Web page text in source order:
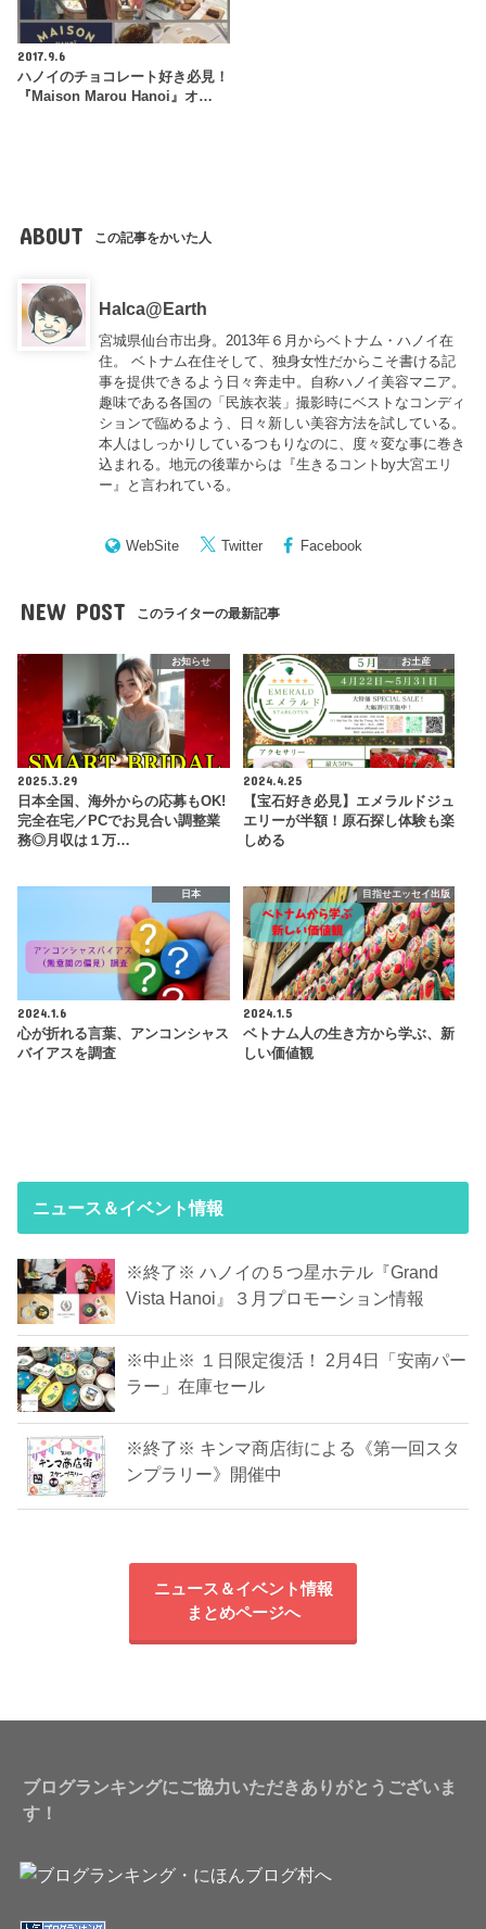
2017.9.6
ハノイのチョコレート好き必見！
『Maison Marou Hanoi』オ…
ABOUT この記事をかいた人
Halca@Earth
宮城県仙台市出身。2013年６月からベトナム・ハノイ在
住。 ベトナム在住そして、独身女性だからこそ書ける記
事を提供できるよう日々奔走中。自称ハノイ美容マニア。
趣味である各国の「民族衣装」撮影時にベストなコンディ
ションで臨めるよう、日々新しい美容方法を試している。
本人はしっかりしているつもりなのに、度々変な事に巻き
込まれる。地元の後輩からは『生きるコントby大宮エリ
ー 』と言われている。
WebSite Twitter Facebook
NEW POST このライターの最新記事
お知らせ
2025.3.29
日本全国、海外からの応募もOK!
完全在宅／PCでお見合い調整業
務◎月収は１万…
お土産
2024.4.25
【宝石好き必見】エメラルドジュ
エリーが半額！原石探し体験も楽
しめる
日本
2024.1.6
心が折れる言葉、アンコンシャス
バイアスを調査
目指せエッセイ出版
2024.1.5
ベトナム人の生き方から学ぶ、新
しい価値観
ニュース＆イベント情報
※終了※ ハノイの５つ星ホテル『Grand
Vista Hanoi』３月プロモーション情報
※中止※ １日限定復活！ 2月4日「安南パー
ラー」在庫セール
※終了※ キンマ商店街による《第一回スタ
ンプラリー》開催中
ニュース＆イベント情報
まとめページへ
ブログランキングにご協力いただきありがとうございま
す！